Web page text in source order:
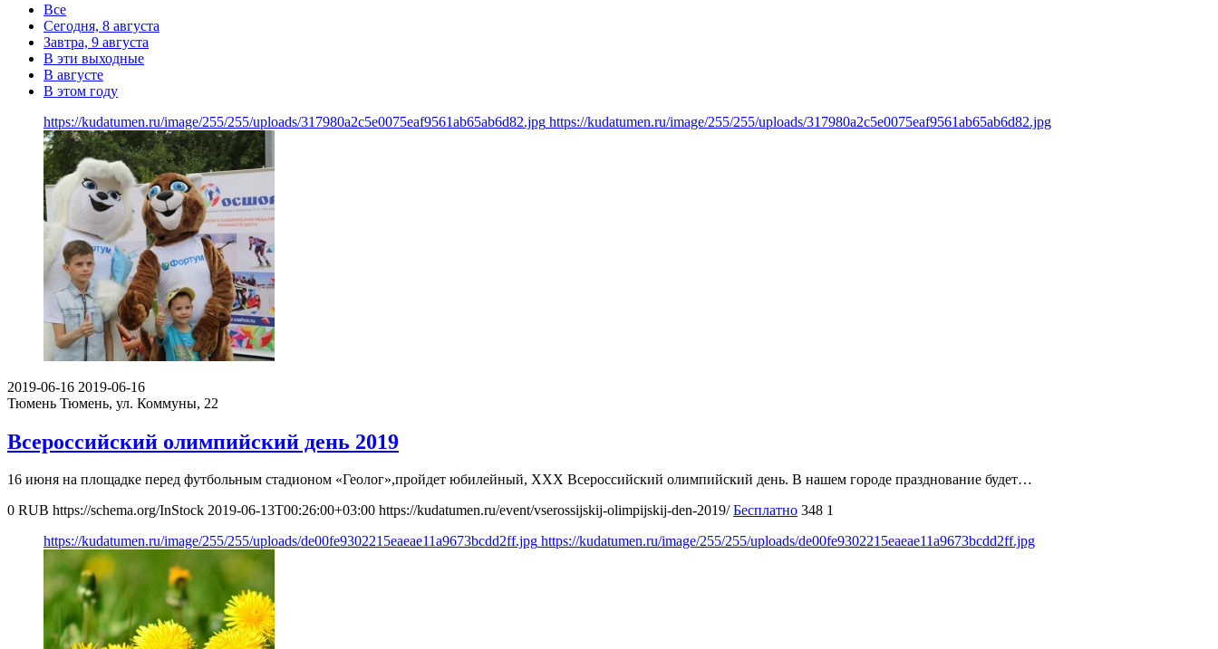
Все
Сегодня, 8 августа
Завтра, 9 августа
В эти выходные
В августе
В этом году
https://kudatumen.ru/image/255/255/uploads/317980a2c5e0075eaf9561ab65ab6d82.jpg https://kudatumen.ru/image/255/255/uploads/317980a2c5e0075eaf9561ab65ab6d82.jpg
2019-06-16 2019-06-16
Тюмень Тюмень, ул. Коммуны, 22
Всероссийский олимпийский день 2019
16 июня на площадке перед футбольным стадионом «Геолог»,пройдет юбилейный, XXX Всероссийский олимпийский день. В нашем городе празднование будет…
0 RUB https://schema.org/InStock 2019-06-13T00:26:00+03:00 https://kudatumen.ru/event/vserossijskij-olimpijskij-den-2019/ Бесплатно 348 1
https://kudatumen.ru/image/255/255/uploads/de00fe9302215eaeae11a9673bcdd2ff.jpg https://kudatumen.ru/image/255/255/uploads/de00fe9302215eaeae11a9673bcdd2ff.jpg